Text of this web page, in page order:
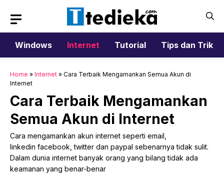
isi
Windows
Internet Tutorial Tips dan Trik
Home » Internet » Cara Terbaik Mengamankan Semua Akun di
Internet
Cara Terbaik Mengamankan
Semua Akun di Internet
Cara mengamankan akun internet seperti email,
linkedin facebook, twitter dan paypal sebenarnya tidak sulit.
Dalam dunia internet banyak orang yang bilang tidak ada
keamanan yang benar-benar